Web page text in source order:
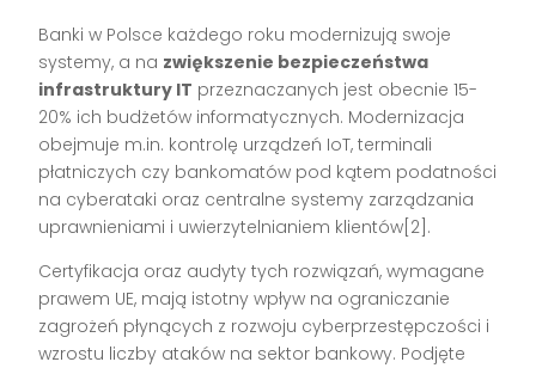
Banki w Polsce każdego roku modernizują swoje
systemy, a na zwiększenie bezpieczeństwa
infrastruktury IT przeznaczanych jest obecnie 15-
20% ich budżetów informatycznych. Modernizacja
obejmuje m.in. kontrolę urządzeń IoT, terminali
płatniczych czy bankomatów pod kątem podatności
na cyberataki oraz centralne systemy zarządzania
uprawnieniami i uwierzytelnianiem klientów[2].
Certyfikacja oraz audyty tych rozwiązań, wymagane
prawem UE, mają istotny wpływ na ograniczanie
zagrożeń płynących z rozwoju cyberprzestępczości i
wzrostu liczby ataków na sektor bankowy. Podjęte